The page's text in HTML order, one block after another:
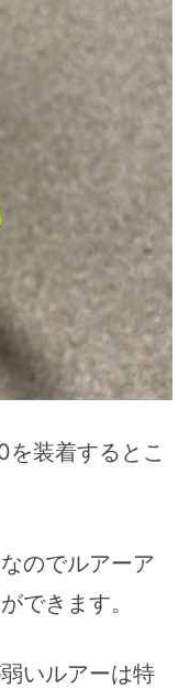
装着するとこ
のでルアーア
できます。
いルアーは特